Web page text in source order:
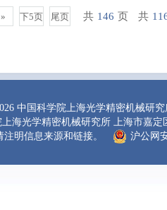
» 下5页 尾页 共 146 页 共
中国科学院上海光学精密机械研究
海光学精密机械研究所 上海市嘉定
明信息来源和链接。
沪公网